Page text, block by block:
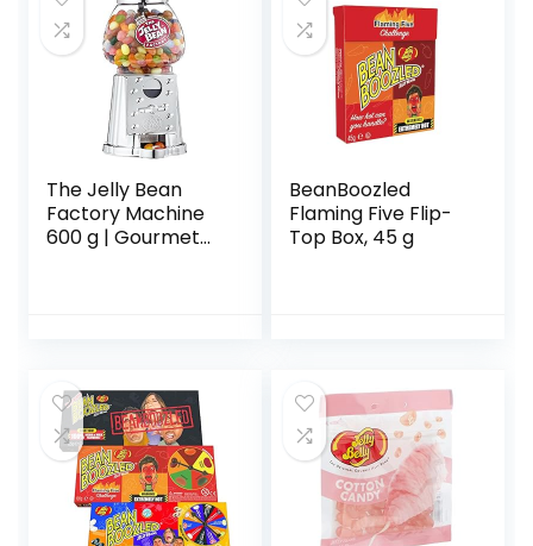
The Jelly Bean
Factory Machine
600 g | Gourmet
BeanBoozled
Flaming Five Flip-
Top Box, 45 g